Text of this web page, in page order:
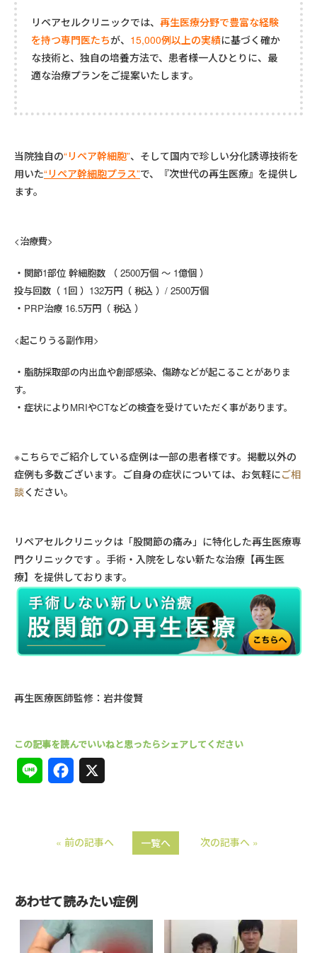
リペアセルクリニックでは、 再生医療分野で豊富な経験
を持つ専門医たちが、 15,000例以上の実績に基づく確か
な技術と、独自の培養方法で、患者様一人ひとりに、最
適な治療プランをご提案いたします。
当院独自の“リペア幹細胞”、そして国内で珍しい分化誘導技術を
用いた“リペア幹細胞プラス”で、『次世代の再生医療』を提供し
ます。
<治療費>
関節1部位 幹細胞数 （ 2500万個 ～ 1億個 ）
投与回数（ 1回 ）132万円（ 税込 ）/ 2500万個
PRP治療 16.5万円（ 税込 ）
<起こりうる副作用>
脂肪採取部の内出血や創部感染、傷跡などが起こることがありま
す。
症状によりMRIやCTなどの検査を受けていただく事があります。
※こちらでご紹介している症例は一部の患者様です。掲載以外の
症例も多数ございます。ご自身の症状については、お気軽にご相
談ください。
リペアセルクリニックは「股関節の痛み」に特化した再生医療専
門クリニックです 。手術・入院をしない新たな治療【再生医
療】を提供しております。
再生医療医師監修：岩井俊賢
e
o
o
k
« 前の記事へ 一覧へ 次の記事へ »
あわせて読みたい症例